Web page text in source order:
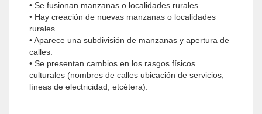
• Se fusionan manzanas o localidades rurales.
• Hay creación de nuevas manzanas o localidades
rurales.
• Aparece una subdivisión de manzanas y apertura de
calles.
• Se presentan cambios en los rasgos físicos
culturales (nombres de calles ubicación de servicios,
líneas de electricidad, etcétera).